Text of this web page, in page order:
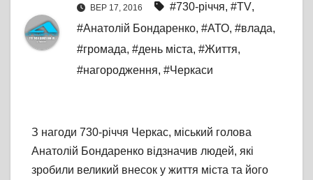
ВЕР 17, 2016 #730-річчя, #TV,
#Анатолій Бондаренко, #АТО, #влада,
#громада, #день міста, #Життя,
#нагородження, #Черкаси
З нагоди 730-річчя Черкас, міський голова
Анатолій Бондаренко відзначив людей, які
зробили великий внесок у життя міста та його